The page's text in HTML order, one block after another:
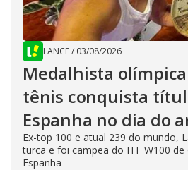
LANCE/ 03/08/2026
Medalhista
tênis conquista
Espanha no dia do
Ex-top 100 e atual 239 do mundo,
turca e foi campeã do ITF W100 de
Espanha